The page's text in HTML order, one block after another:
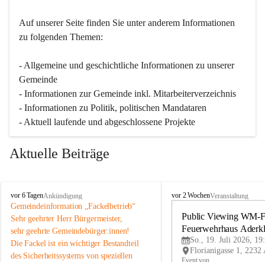
Auf unserer Seite finden Sie un­ter an­de­rem Informationen
zu folgenden Themen:
- Allgemeine und geschichtliche Informationen zu unserer
Gemeinde
- Informationen zur Gemeinde inkl. Mitarbeiterverzeichnis
- Informationen zu Politik, politischen Mandataren
- Aktuell laufende und abgeschlossene Projekte
Aktuelle Beiträge
A
d
e
r
k
l
a
vor 6 TagenAnkündigung
Gemeindeinformation „Fackelbetrieb“
Sehr geehrter Herr Bürgermeister,
sehr geehrte Gemeindebürger:innen!
Die Fackel ist ein wichtiger Bestandteil
des Sicherheitssystems von speziellen
A
vor 2 WochenVeranstaltung
Public Viewing WM-
Feuerwehrhaus
So., 19. Juli 2026,
Event von